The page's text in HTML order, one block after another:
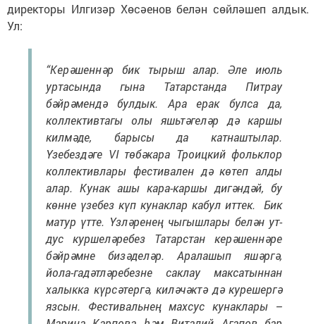
директоры Илгизәр Хөсәенов белән сөйләшеп алдык.
Ул:
“Керәшеннәр бик тырыш алар. Әле июль
уртасында гына Татарстанда Питрау
бәйрәмендә булдык. Ара ерак булса да,
коллективтагы олы яшьтәгеләр дә каршы
килмәде, барысы да катнаштылар.
Үзебездәге VI төбәкара Троицкий фольклор
коллективлары фестивален дә көтеп алды
алар. Кунак ашы кара-каршы дигәндәй, бу
көнне үзебез күп кунаклар кабул иттек. Бик
матур үтте. Үзләренең чыгышлары белән ут-
дус куршеләребез Татарстан керәшеннәре
бәйрәмне бизәделәр. Аралашып яшәргә,
йола-гадәтләребезне саклау максатыннан
халыкка күрсәтергә, киләчәктә дә курешергә
язсын. Фестивальнең махсус кунаклары –